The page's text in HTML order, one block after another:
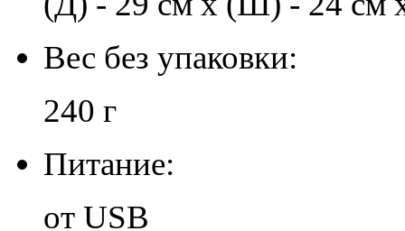
Вес без упаковки:
240 г
Питание:
от USB